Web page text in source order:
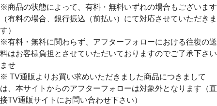
※商品の状態によって、有料・無料いずれの場合もございます
（有料の場合、銀行振込（前払い）にて対応させていただきま
す）
※有料・無料に関わらず、アフターフォローにおける往復の送
料はお客様負担とさせていただいておりますのでご了承下さい
ませ
※ TV通販よりお買い求めいただきました商品につきまして
は、本サイトからのアフターフォローは対象外となります（直
接TV通販サイトにお問い合わせ下さい）